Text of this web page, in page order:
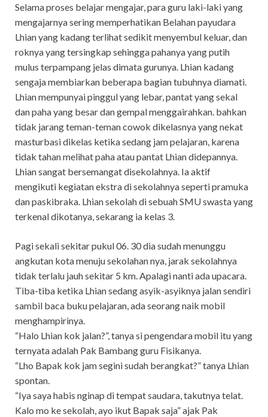
Selama proses belajar mengajar, para guru laki-laki yang
mengajarnya sering memperhatikan Belahan payudara
Lhian yang kadang terlihat sedikit menyembul keluar, dan
roknya yang tersingkap sehingga pahanya yang putih
mulus terpampang jelas dimata gurunya. Lhian kadang
sengaja membiarkan beberapa bagian tubuhnya diamati.
Lhian mempunyai pinggul yang lebar, pantat yang sekal
dan paha yang besar dan gempal menggairahkan. bahkan
tidak jarang teman-teman cowok dikelasnya yang nekat
masturbasi dikelas ketika sedang jam pelajaran, karena
tidak tahan melihat paha atau pantat Lhian didepannya.
Lhian sangat bersemangat disekolahnya. Ia aktif
mengikuti kegiatan ekstra di sekolahnya seperti pramuka
dan paskibraka. Lhian sekolah di sebuah SMU swasta yang
terkenal dikotanya, sekarang ia kelas 3.
Pagi sekali sekitar pukul 06. 30 dia sudah menunggu
angkutan kota menuju sekolahan nya, jarak sekolahnya
tidak terlalu jauh sekitar 5 km. Apalagi nanti ada upacara.
Tiba-tiba ketika Lhian sedang asyik-asyiknya jalan sendiri
sambil baca buku pelajaran, ada seorang naik mobil
menghampirinya.
“Halo Lhian kok jalan?”, tanya si pengendara mobil itu yang
ternyata adalah Pak Bambang guru Fisikanya.
“Lho Bapak kok jam segini sudah berangkat?” tanya Lhian
spontan.
“Iya saya habis nginap di tempat saudara, takutnya telat.
Kalo mo ke sekolah, ayo ikut Bapak saja” ajak Pak